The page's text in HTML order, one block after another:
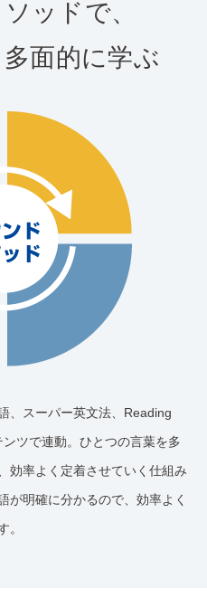
ッドで、
面的に学ぶ
、スーパー英文法、Reading
ツで連動。ひとつの言葉を多
効率よく定着させていく仕組み
が明確に分かるので、効率よく
。